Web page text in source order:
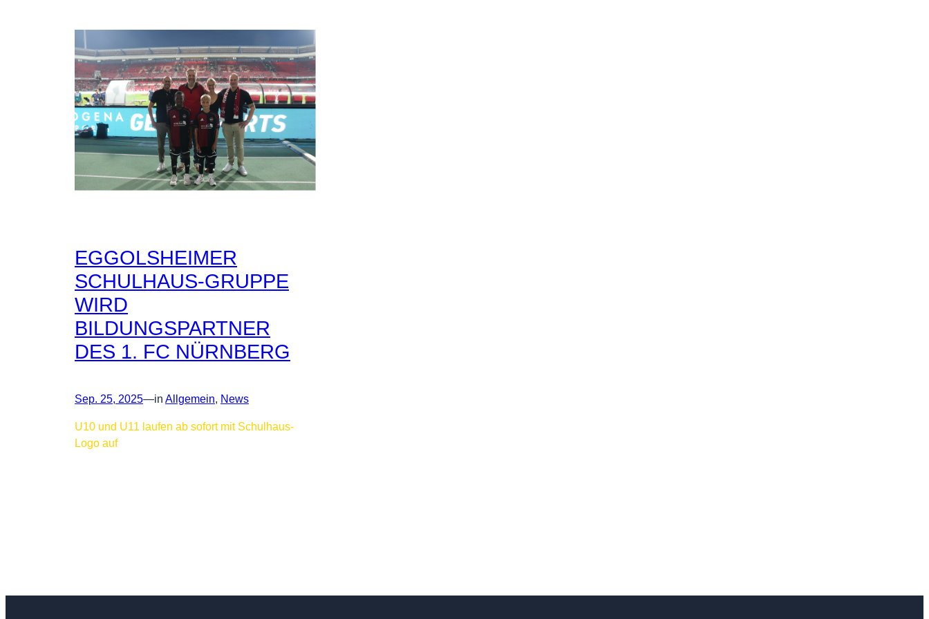
EGGOLSHEIMER
SCHULHAUS-GRUPPE
WIRD
BILDUNGSPARTNER
DES 1. FC NÜRNBERG
Sep. 25, 2025—in Allgemein, News
U10 und U11 laufen ab sofort mit Schulhaus-
Logo auf